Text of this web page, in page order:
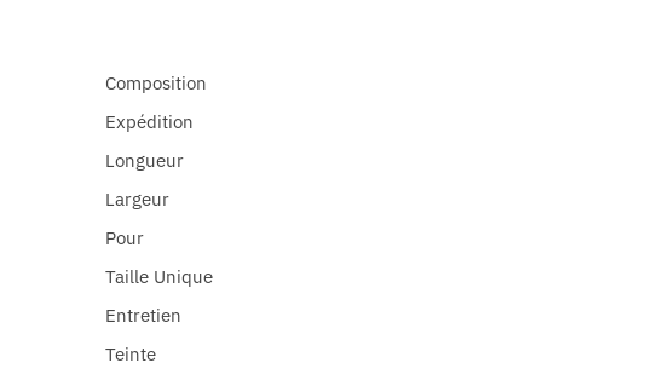
Composition
Expédition
Longueur
Largeur
Pour
Taille Unique
Entretien
Teinte